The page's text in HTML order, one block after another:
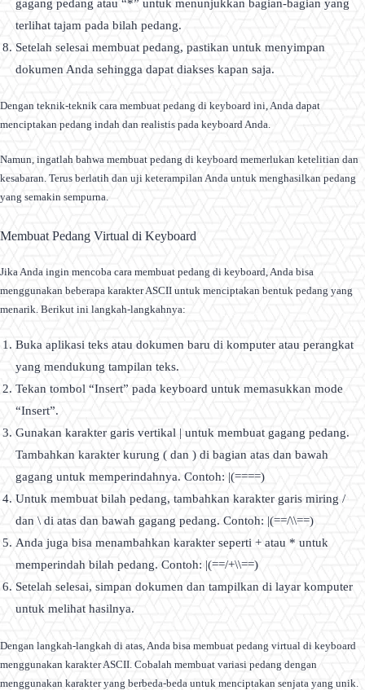
gagang pedang atau “*” untuk menunjukkan bagian-bagian yang
terlihat tajam pada bilah pedang.
Setelah selesai membuat pedang, pastikan untuk menyimpan
dokumen Anda sehingga dapat diakses kapan saja.
Dengan teknik-teknik cara membuat pedang di keyboard ini, Anda dapat
menciptakan pedang indah dan realistis pada keyboard Anda.
Namun, ingatlah bahwa membuat pedang di keyboard memerlukan ketelitian dan
kesabaran. Terus berlatih dan uji keterampilan Anda untuk menghasilkan pedang
yang semakin sempurna.
Membuat Pedang Virtual di Keyboard
Jika Anda ingin mencoba cara membuat pedang di keyboard, Anda bisa
menggunakan beberapa karakter ASCII untuk menciptakan bentuk pedang yang
menarik. Berikut ini langkah-langkahnya:
Buka aplikasi teks atau dokumen baru di komputer atau perangkat
yang mendukung tampilan teks.
Tekan tombol “Insert” pada keyboard untuk memasukkan mode
“Insert”.
Gunakan karakter garis vertikal | untuk membuat gagang pedang.
Tambahkan karakter kurung ( dan ) di bagian atas dan bawah
gagang untuk memperindahnya. Contoh: |(====)
Untuk membuat bilah pedang, tambahkan karakter garis miring /
dan \ di atas dan bawah gagang pedang. Contoh: |(==/\\==)
Anda juga bisa menambahkan karakter seperti + atau * untuk
memperindah bilah pedang. Contoh: |(==/+\\==)
Setelah selesai, simpan dokumen dan tampilkan di layar komputer
untuk melihat hasilnya.
Dengan langkah-langkah di atas, Anda bisa membuat pedang virtual di keyboard
menggunakan karakter ASCII. Cobalah membuat variasi pedang dengan
menggunakan karakter yang berbeda-beda untuk menciptakan senjata yang unik.